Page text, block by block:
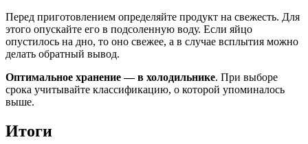
Перед приготовлением определяйте продукт на свежесть. Для
этого опускайте его в подсоленную воду. Если яйцо
опустилось на дно, то оно свежее, а в случае всплытия можно
делать обратный вывод.
Оптимальное хранение — в холодильнике. При выборе
срока учитывайте классификацию, о которой упоминалось
выше.
Итоги